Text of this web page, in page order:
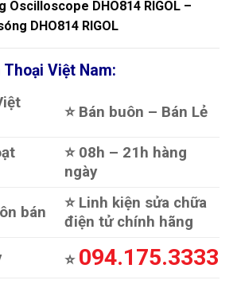
biến
tùy
được
trên
phẩm
Oscilloscope DHO814 RIGOL –
DHO814 RIGOL
Việt Nam:
⭐️ Bán buôn – Bán Lẻ
⭐️ 08h – 21h hàng
ngày
bán
⭐️ Linh kiện sửa chữa
điện tử chính hãng
⭐️ 094.175.3333